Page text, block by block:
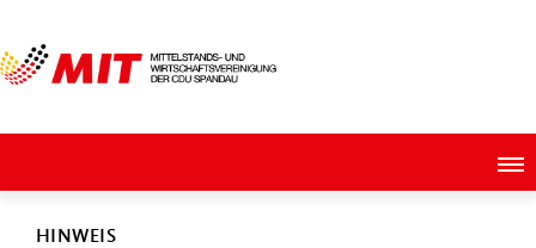
HINWEIS